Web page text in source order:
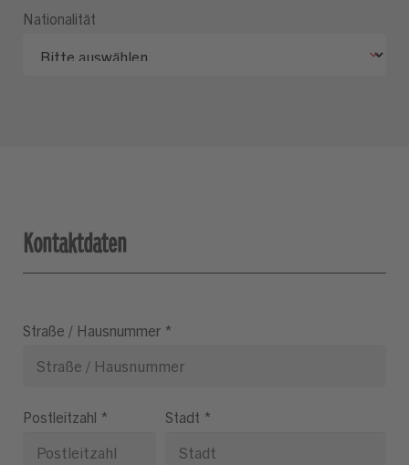
Nationalität
Kontaktdaten
Straße / Hausnummer *
Postleitzahl * Stadt *